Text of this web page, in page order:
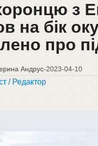
з
на бік
про
Андрус-2023-04-10
/ Редактор